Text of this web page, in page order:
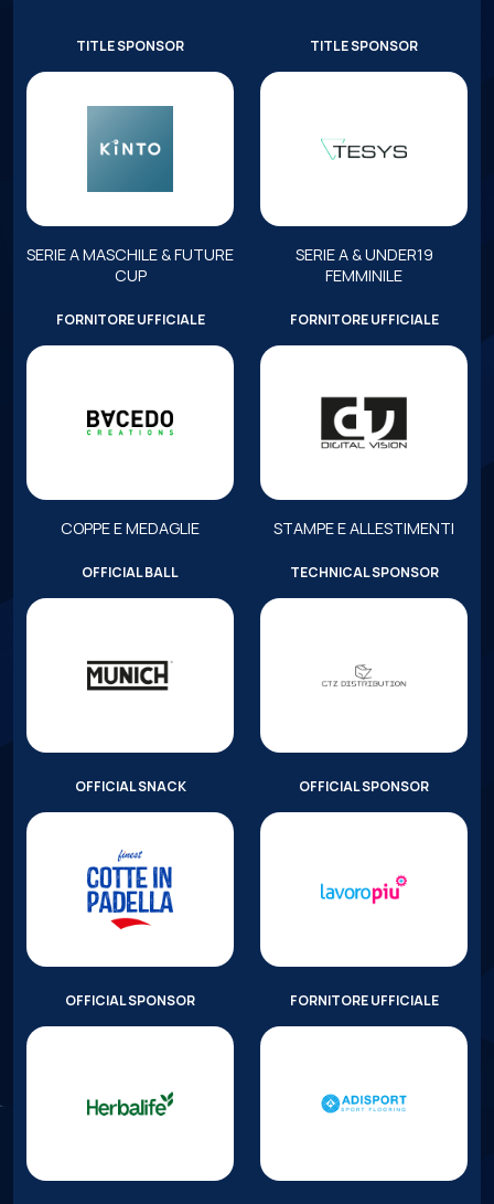
TITLE SPONSOR
SERIE A MASCHILE & FUTURE
CUP
TITLE SPONSOR
SERIE A & UNDER19
FEMMINILE
FORNITORE UFFICIALE
COPPE E MEDAGLIE
FORNITORE UFFICIALE
STAMPE E ALLESTIMENTI
OFFICIAL BALL TECHNICAL SPONSOR
OFFICIAL SNACK OFFICIAL SPONSOR
OFFICIAL SPONSOR FORNITORE UFFICIALE